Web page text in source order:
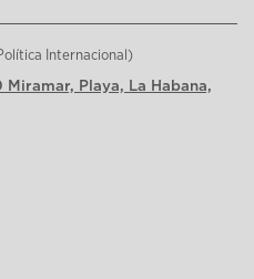
Internacional)
Playa, La Habana,